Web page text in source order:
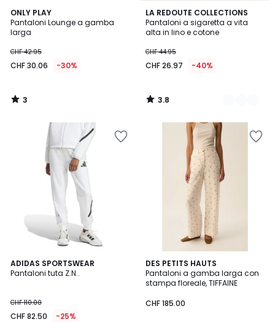
ONLY PLAY
Pantaloni Lounge a gamba
larga
CHF 42.95
CHF 30.06 -30%
3
/
5
3
/
LA REDOUTE COLLECTIONS
Pantaloni a sigaretta a vita
alta in lino e cotone
CHF 44.95
CHF 26.97 -40%
3.8
/ 5
2
Colori
3.8
/
ADIDAS SPORTSWEAR
Pantaloni tuta Z.N..
CHF 110.00
CHF 82.50 -25%
4.7
/ 5
DES PETITS HAUTS
Pantaloni a gamba larga con
stampa floreale, TIFFAINE
CHF 185.00